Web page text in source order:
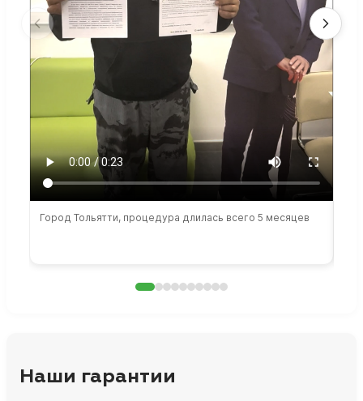
Город Тольятти, процедура длилась всего 5 месяцев
Наши гарантии